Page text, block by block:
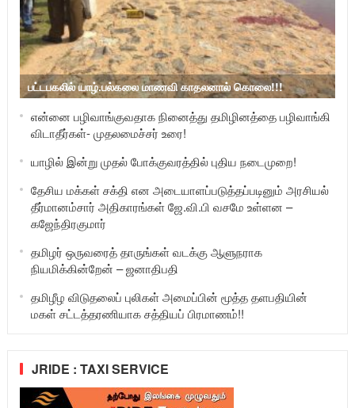
பட்டபகலில் யாழ்.பல்கலை மாணவி காதலனால் கொலை!!!
என்னை பழிவாங்குவதாக நினைத்து தமிழினத்தை பழிவாங்கி
விடாதீர்கள்- முதலமைச்சர் உரை!
யாழில் இன்று முதல் போக்குவரத்தில் புதிய நடைமுறை!
தேசிய மக்கள் சக்தி என அடையாளப்படுத்தப்படினும் அரசியல்
தீர்மானம்சார் அதிகாரங்கள் ஜே.வி.பி வசமே உள்ளன –
கஜேந்திரகுமார்
தமிழர் ஒருவரைத் தாருங்கள் வடக்கு ஆளுநராக
நியமிக்கின்றேன் – ஜனாதிபதி
தமிழீழ விடுதலைப் புலிகள் அமைப்பின் மூத்த தளபதியின்
மகள் சட்டத்தரணியாக சத்தியப் பிரமாணம்!!
JRIDE : TAXI SERVICE